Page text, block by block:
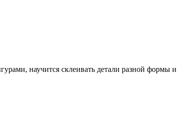
научится склеивать детали разной формы и